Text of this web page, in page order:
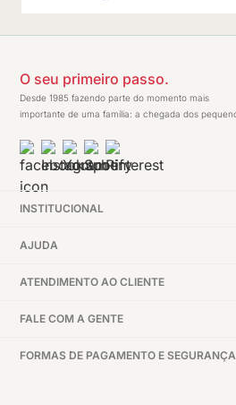
O seu primeiro passo.
Desde 1985 fazendo parte do momento mais
importante de uma família: a chegada dos
INSTITUCIONAL
AJUDA
ATENDIMENTO AO CLIENTE
FALE COM A GENTE
FORMAS DE PAGAMENTO E SEGURANÇA